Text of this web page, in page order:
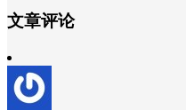
文章评论